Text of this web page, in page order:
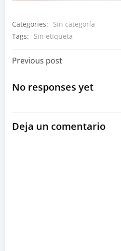
Categories:
Sin categoría
Tags:
Sin etiqueta
Navegación
por
entradas
Previous post
No responses yet
Deja un comentario